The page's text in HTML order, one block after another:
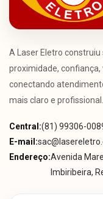
A Laser Eletro
proximidade,
conectando
mais claro e profissional.
Central:(81) 99306-
E-mail:
Endereço:Avenida
Imbiribeira,